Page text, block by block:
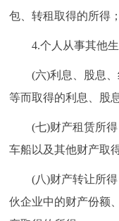
包、转租取得的所得；
4.个人从事其他生
(六)利息、股息、
等而取得的利息、股
(七)财产租赁所得
车船以及其他财产取
(八)财产转让所得
伙企业中的财产份额